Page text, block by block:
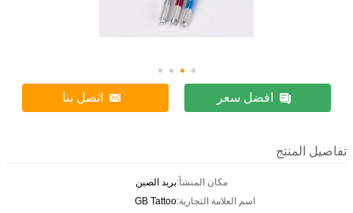
افضل سعر اتصل بنا
تفاصيل المنتج
مكان المنشأ:بريد الصين
اسم العلامة التجارية:GB Tattoo